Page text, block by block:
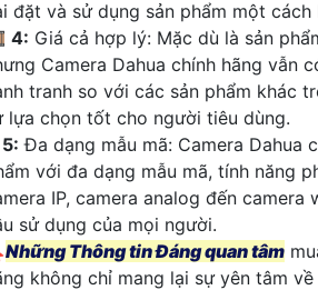
đặt và sử dụng sản phẩm một cách
4: Giá cả hợp lý: Mặc dù là sản
Camera Dahua chính hãng vẫn
tranh so với các sản phẩm khác
lựa chọn tốt cho người tiêu dùng.
5: Đa dạng mẫu mã: Camera Dahua
với đa dạng mẫu mã, tính năng
IP, camera analog đến camera
sử dụng của mọi người.
Những Thông tin Đáng quan tâm
không chỉ mang lại sự yên tâm